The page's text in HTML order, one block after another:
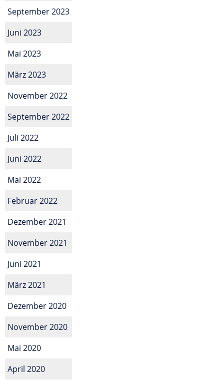
September 2023
Juni 2023
Mai 2023
März 2023
November 2022
September 2022
Juli 2022
Juni 2022
Mai 2022
Februar 2022
Dezember 2021
November 2021
Juni 2021
März 2021
Dezember 2020
November 2020
Mai 2020
April 2020